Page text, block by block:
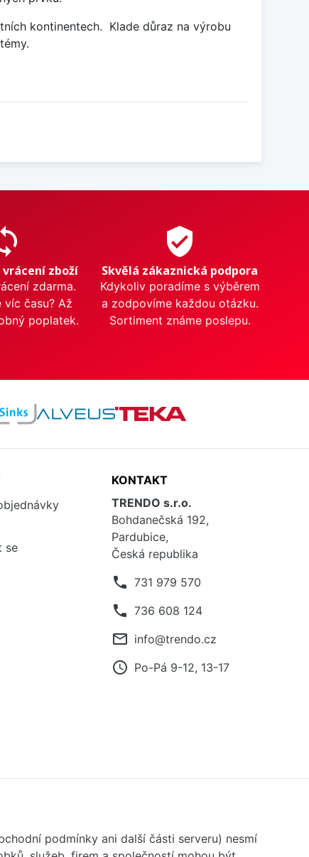
kontinentech.
Klade důraz na výrobu
vrácení zboží
zdarma.
víc času? Až
poplatek.
verified_user
Skvělá zákaznická podpora
Kdykoliv poradíme s výběrem
a zodpovíme každou otázku.
Sortiment známe poslepu.
se
KONTAKT
TRENDO s.r.o.
Bohdanečská 192,
Pardubice,
Česká republika
phone 731 979 570
phone 736 608 124
mail_outline info@trendo.cz
access_time Po-Pá 9-12, 13-17
podmínky ani další části serveru) nesmí